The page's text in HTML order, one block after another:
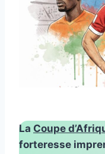
La Coupe
forteresse